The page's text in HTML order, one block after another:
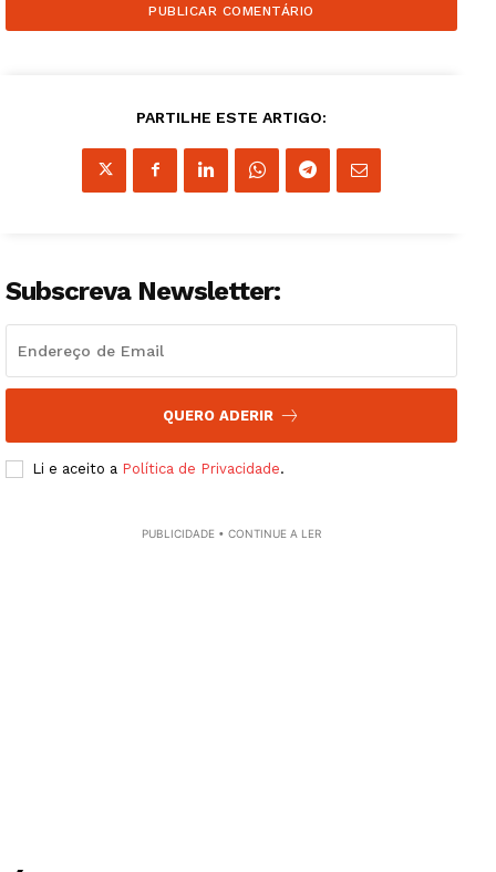
PARTILHE ESTE ARTIGO:
Subscreva Newsletter:
QUERO ADERIR
Li e aceito a Política de Privacidade.
PUBLICIDADE • CONTINUE A LER